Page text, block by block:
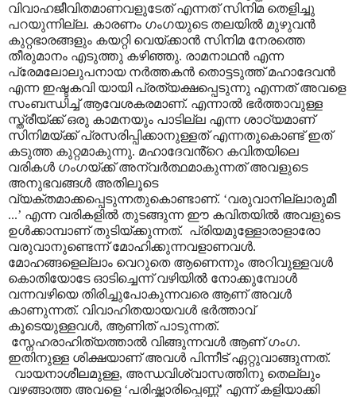
വിവാഹജീവിതമാണവളുടേത് എന്നത് സിനിമ തെളിച്ചു
പറയുന്നില്ല. കാരണം ഗംഗയുടെ തലയിൽ മുഴുവൻ
കുറ്റഭാരങ്ങളും കയറ്റി വെയ്ക്കാൻ സിനിമ നേരത്തെ
തീരുമാനം എടുത്തു കഴിഞ്ഞു. രാമനാഥൻ എന്ന
പ്രേമലോലുപനായ നർത്തകൻ തൊട്ടടുത്ത് മഹാദേവൻ
എന്ന ഇഷ്ടകവി യായി പ്രത്യക്ഷപ്പെടുന്നു എന്നത് അവളെ
സംബന്ധിച്ച് ആവേശകരമാണ്. എന്നാൽ ഭർത്താവുള്ള
സ്ത്രീയ്ക്ക് ഒരു കാമനയും പാടില്ല എന്ന ശാഠ്യമാണ്
സിനിമയ്ക്ക് പ്രസരിപ്പിക്കാനുള്ളത് എന്നതുകൊണ്ട് ഇത്
കടുത്ത കുറ്റമാകുന്നു. മഹാദേവൻ്റെ കവിതയിലെ
വരികൾ ഗംഗയ്ക്ക് അന്വർത്ഥമാകുന്നത് അവളുടെ
അനുഭവങ്ങൾ അതിലൂടെ
വ്യക്തമാക്കപ്പെടുന്നതുകൊണ്ടാണ്. ‘വരുവാനില്ലാരുമീ
...’ എന്ന വരികളിൽ തുടങ്ങുന്ന ഈ കവിതയിൽ അവളുടെ
ഉൾക്കാമ്പാണ് തുടിയ്ക്കുന്നത്. പ്രിയമുള്ളോരാളാരോ
വരുവാനുണ്ടെന്ന് മോഹിക്കുന്നവളാണവൾ.
മോഹങ്ങളെല്ലാം വെറുതെ ആണെന്നും അറിവുള്ളവൾ
കൊതിയോടേ ഓടിച്ചെന്ന് വഴിയിൽ നോക്കുമ്പോൾ
വന്നവഴിയെ തിരിച്ചുപോകുന്നവരെ ആണ് അവൾ
കാണുന്നത്. വിവാഹിതയായവൾ ഭർത്താവ്
കൂടെയുള്ളവൾ, ആണിത് പാടുന്നത്.
സ്നേഹരാഹിത്യത്താൽ വിങ്ങുന്നവൾ ആണ് ഗംഗ.
ഇതിനുള്ള ശിക്ഷയാണ് അവൾ പിന്നീട് ഏറ്റുവാങ്ങുന്നത്.
വായനാശീലമുള്ള, അന്ധവിശ്വാസത്തിനു തെല്ലും
വഴങ്ങാത്ത അവളെ ‘പരിഷ്ക്കാരിപ്പെണ്ണ്’ എന്ന് കളിയാക്കി